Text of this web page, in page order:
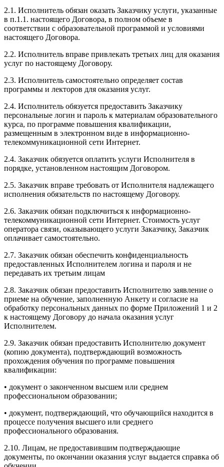
2.1. Исполнитель обязан оказать Заказчику услуги, указанные
в п.1.1. настоящего Договора, в полном объеме в
соответствии с образовательной программой и условиями
настоящего Договора.
2.2. Исполнитель вправе привлекать третьих лиц для оказания
услуг по настоящему Договору.
2.3. Исполнитель самостоятельно определяет состав
программы и лекторов для оказания услуг.
2.4. Исполнитель обязуется предоставить Заказчику
персональные логин и пароль к материалам образовательного
курса, по программе повышения квалификации,
размещенным в электронном виде в информационно-
телекоммуникационной сети Интернет.
2.4. Заказчик обязуется оплатить услуги Исполнителя в
порядке, установленном настоящим Договором.
2.5. Заказчик вправе требовать от Исполнителя надлежащего
исполнения обязательств по настоящему Договору.
2.6. Заказчик обязан подключиться к информационно-
телекоммуникационной сети Интернет. Стоимость услуг
оператора связи, оказывающего услуги Заказчику, Заказчик
оплачивает самостоятельно.
2.7. Заказчик обязан обеспечить конфиденциальность
предоставленных Исполнителем логина и пароля и не
передавать их третьим лицам
2.8. Заказчик обязан предоставить Исполнителю заявление о
приеме на обучение, заполненную Анкету и согласие на
обработку персональных данных по форме Приложений 1 и 2
к настоящему Договору до начала оказания услуг
Исполнителем.
2.9. Заказчик обязан предоставить Исполнителю документ
(копию документа), подтверждающий возможность
прохождения обучения по программе повышения
квалификации:
• документ о законченном высшем или среднем
профессиональном образовании;
• документ, подтверждающий, что обучающийся находится в
процессе получения высшего или среднего
профессионального образования.
2.10. Лицам, не предоставившим подтверждающие
документы, по окончании оказания услуг выдается справка об